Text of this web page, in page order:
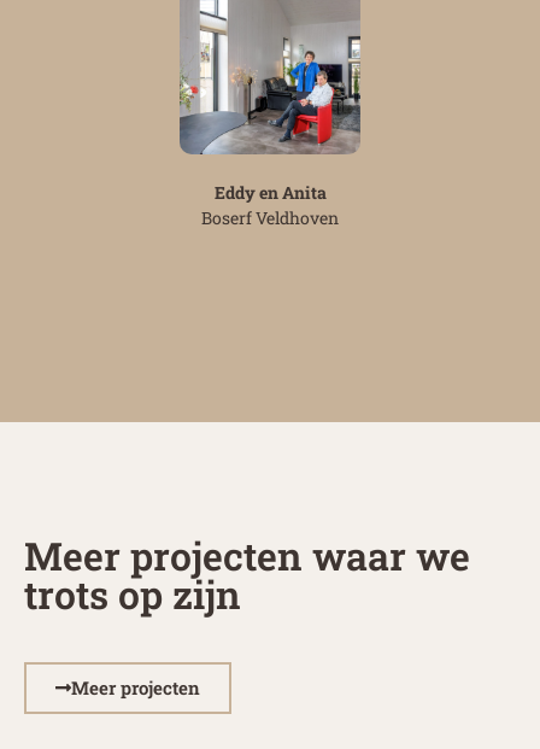
Eddy en Anita
Boserf Veldhoven
Meer projecten waar we
trots op zijn
Meer projecten